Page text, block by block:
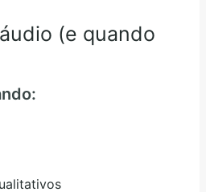
(e quando